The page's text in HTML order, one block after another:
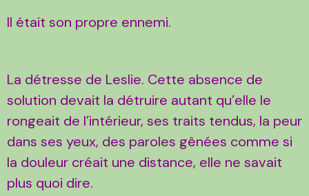
Il était son propre ennemi.
La détresse de Leslie. Cette absence de
solution devait la détruire autant qu’elle le
rongeait de l’intérieur, ses traits tendus, la peur
dans ses yeux, des paroles gênées comme si
la douleur créait une distance, elle ne savait
plus quoi dire.